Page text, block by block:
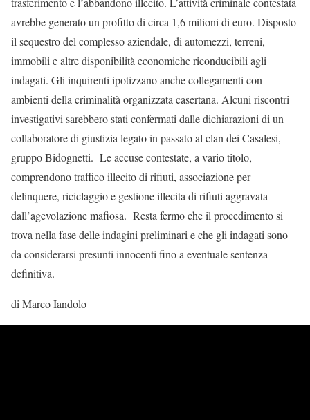
avrebbe generato un profitto di circa 1,6 milioni di euro. Disposto
il sequestro del complesso aziendale, di automezzi, terreni,
immobili e altre disponibilità economiche riconducibili agli
indagati. Gli inquirenti ipotizzano anche collegamenti con
ambienti della criminalità organizzata casertana. Alcuni riscontri
investigativi sarebbero stati confermati dalle dichiarazioni di un
collaboratore di giustizia legato in passato al clan dei Casalesi,
gruppo Bidognetti. Le accuse contestate, a vario titolo,
comprendono traffico illecito di rifiuti, associazione per
delinquere, riciclaggio e gestione illecita di rifiuti aggravata
dall’agevolazione mafiosa. Resta fermo che il procedimento si
trova nella fase delle indagini preliminari e che gli indagati sono
da considerarsi presunti innocenti fino a eventuale sentenza
definitiva.
di Marco Iandolo